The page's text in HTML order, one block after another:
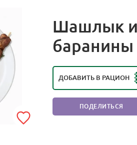
Шашлык
баранины
ДОБАВИТЬ В РАЦИОН
ПОЛЕЗЕН В
ПОДЕЛИТЬСЯ